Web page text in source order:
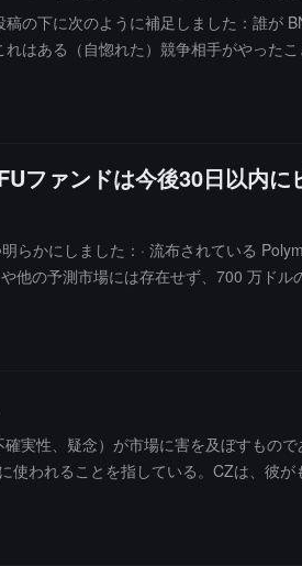
の下に次のように補足しました：誰が
はある（自惚れた）競争相手がやった
みを投稿し始めました。アカウントが
ファンドは今後30日以内
かにしました：· 流布されている
他の予測市場には存在せず、700 万ド
ーであり、Binance 自体ではないと明
を見ることは不可能です。ビットコイ
かどうかは市場に判断を委ねるべきです
実性、疑念）が市場に害を及ぼすもの
われることを指している。CZは、彼